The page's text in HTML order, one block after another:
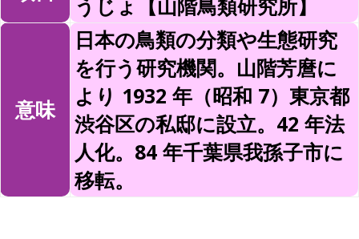
うじょ【山階鳥類研究所】
意味
日本の鳥類の分類や生態研究
を行う研究機関。山階芳麿に
より 1932 年（昭和 7）東京都
渋谷区の私邸に設立。42 年法
人化。84 年千葉県我孫子市に
移転。